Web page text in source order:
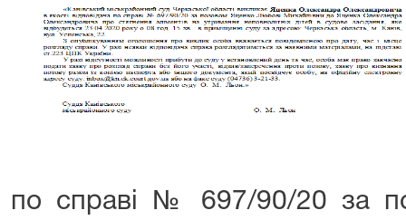
по справі № 697/90/20 за